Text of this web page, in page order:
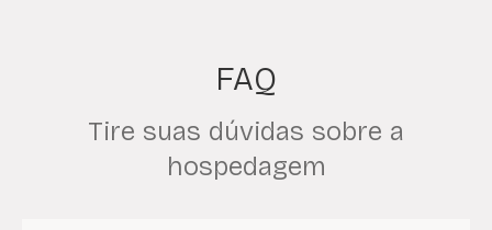
FAQ
Tire suas dúvidas sobre a
hospedagem